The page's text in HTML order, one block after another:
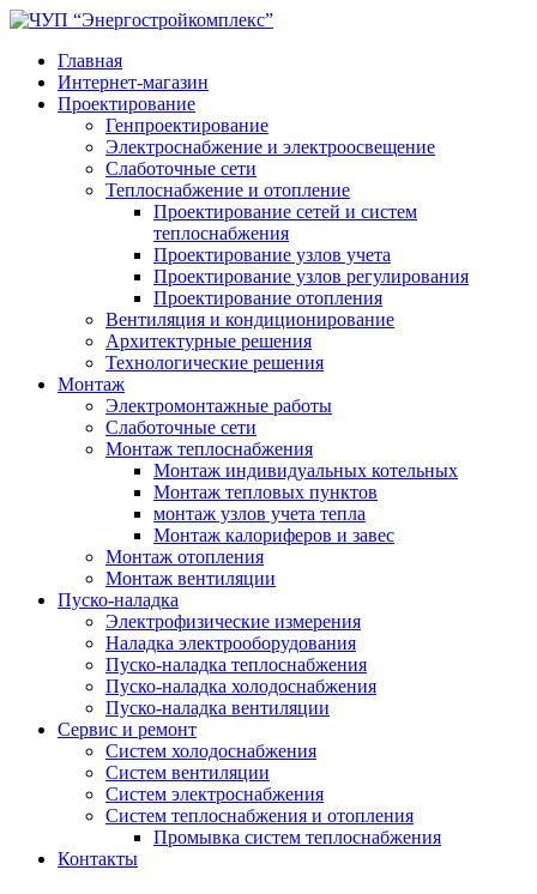
Главная
Интернет-магазин
Проектирование
Генпроектирование
Электроснабжение и электроосвещение
Слаботочные сети
Теплоснабжение и отопление
Проектирование сетей и систем
теплоснабжения
Проектирование узлов учета
Проектирование узлов регулирования
Проектирование отопления
Вентиляция и кондиционирование
Архитектурные решения
Технологические решения
Монтаж
Электромонтажные работы
Слаботочные сети
Монтаж теплоснабжения
Монтаж индивидуальных котельных
Монтаж тепловых пунктов
монтаж узлов учета тепла
Монтаж калориферов и завес
Монтаж отопления
Монтаж вентиляции
Пуско-наладка
Электрофизические измерения
Наладка электрооборудования
Пуско-наладка теплоснабжения
Пуско-наладка холодоснабжения
Пуско-наладка вентиляции
Сервис и ремонт
Систем холодоснабжения
Систем вентиляции
Систем электроснабжения
Систем теплоснабжения и отопления
Промывка систем теплоснабжения
Контакты